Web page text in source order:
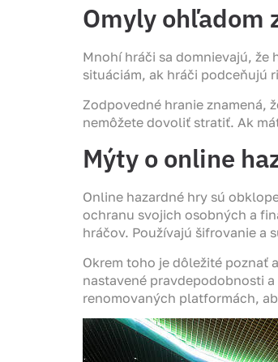
Omyly ohľadom
Mnohí hráči sa domnievajú, že
situáciám, ak hráči podceňujú
Zodpovedné hranie znamená,
nemôžete dovoliť stratiť. Ak
Mýty o online
Online hazardné hry sú
ochranu svojich osobných a
hráčov. Používajú šifrovanie a
Okrem toho je dôležité poznať
nastavené pravdepodobnosti
renomovaných platformách,